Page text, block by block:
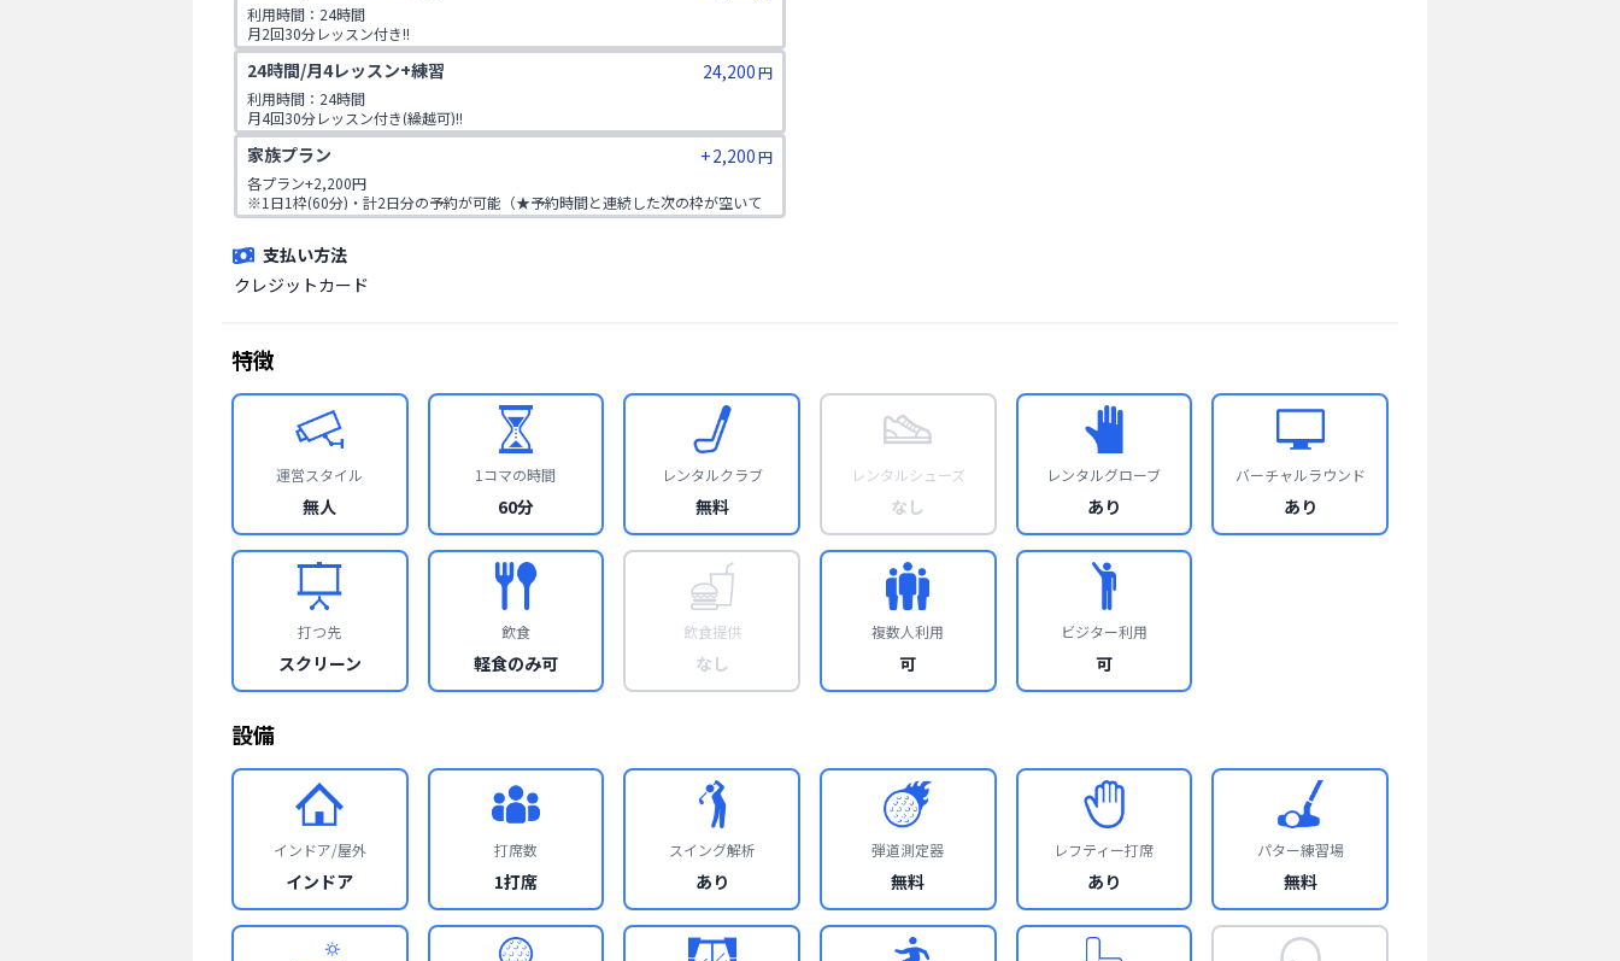
利用時間：24時間
月2回30分レッスン付き!!
※1日1枠(60分)・計2日分の予約が可能（★予約時間と連続した次の枠が空いて
いる場合のみ2枠連続で利用可能）
24時間/月4レッスン+練習 24,200円
利用時間：24時間
月4回30分レッスン付き(繰越可)!!
※1日1枠(60分)・計2日分の予約が可能（★予約時間と連続した次の枠が空いて
いる場合のみ2枠連続で利用可能）
家族プラン +2,200円
各プラン+2,200円
※1日1枠(60分)・計2日分の予約が可能（★予約時間と連続した次の枠が空いて
いる場合のみ2枠連続で利用可能）
支払い方法
クレジットカード
特徴
運営スタイル
無人
1コマの時間
60分
レンタルクラブ
無料
レンタルシューズ
なし
レンタルグローブ
あり
バーチャルラウンド
あり
打つ先
スクリーン
飲食
軽食のみ可
飲食提供
なし
複数人利用
可
ビジター利用
可
設備
インドア/屋外
インドア
打席数
1打席
スイング解析
あり
弾道測定器
無料
レフティー打席
あり
パター練習場
無料